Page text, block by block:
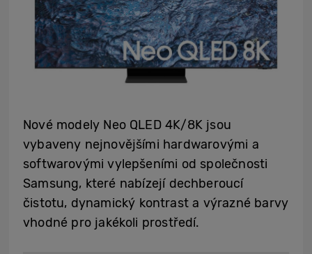
Nové modely Neo QLED 4K/8K jsou
vybaveny nejnovějšími hardwarovými a
softwarovými vylepšeními od společnosti
Samsung, které nabízejí dechberoucí
čistotu, dynamický kontrast a výrazné barvy
vhodné pro jakékoli prostředí.